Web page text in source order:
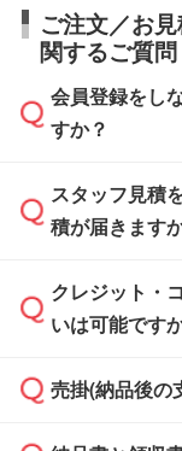
ご注文／お
関するご質問
会員登録をし
すか？
可能です。
まま進む』ボ
スタッフ見積
積が届きます
通常、翌営
雑状況によっ
依頼いただい
クレジット・
いは可能です
銀行振込の
売掛(納品後の